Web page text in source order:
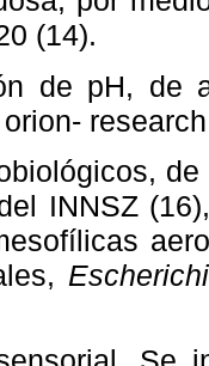
(14).
de pH, de
INNSZ